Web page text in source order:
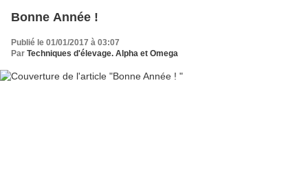
Bonne Année !
Publié le 01/01/2017 à 03:07
Par Techniques d'élevage. Alpha et Omega